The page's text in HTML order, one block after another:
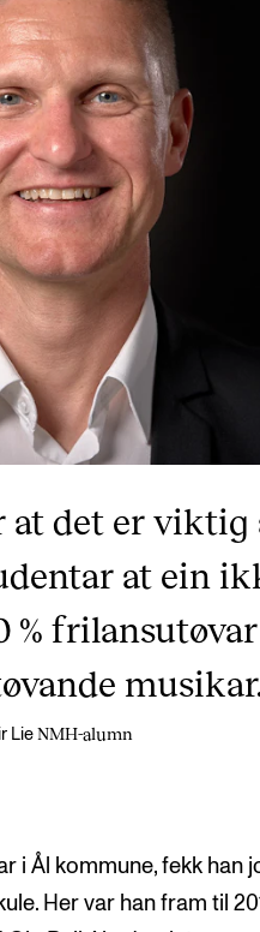
at det er viktig
at ein
%
Lie NMH-alumn
i Ål kommune, fekk han
Her var han fram til